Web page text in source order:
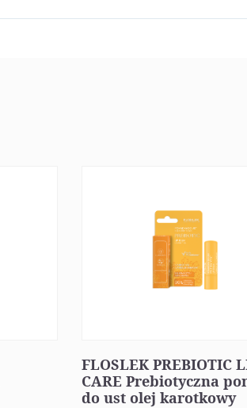
FLOSLEK PREBIOTIC
CARE Prebiotyczna
do ust olej karotkowy